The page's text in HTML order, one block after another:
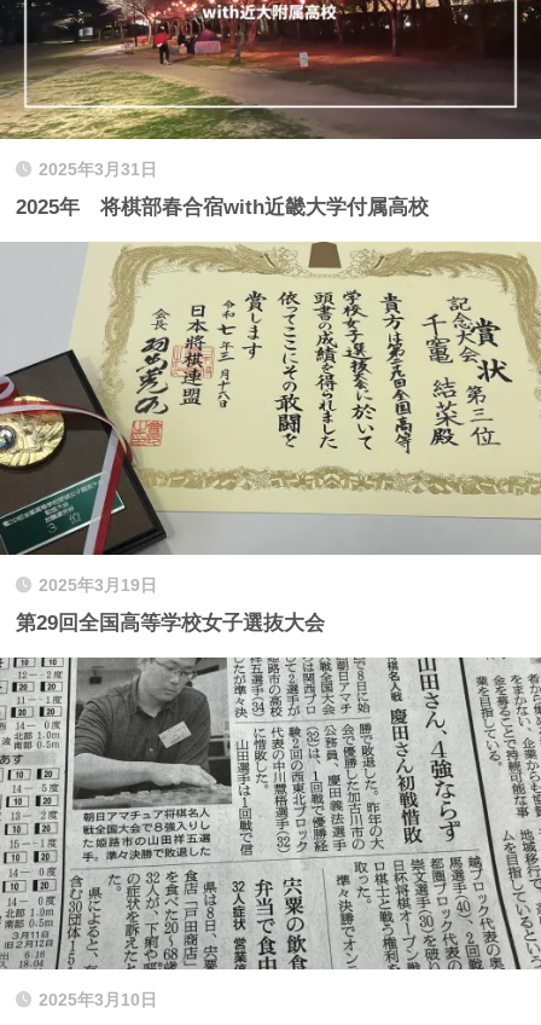
2025年3月31日
2025年 将棋部春合宿with近畿大学付属高校
2025年3月19日
第29回全国高等学校女子選抜大会
2025年3月10日